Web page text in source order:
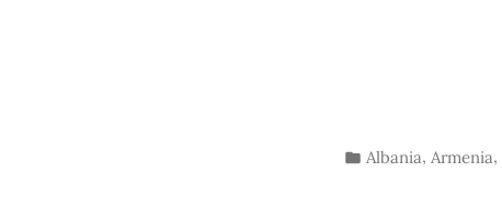
Publisert
Albania, Armenia,